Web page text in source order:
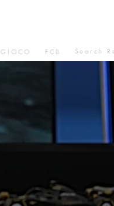
GIOCO FCB Search